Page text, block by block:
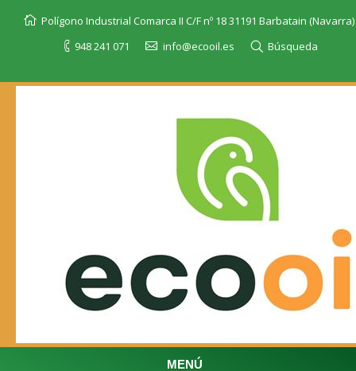
Polígono Industrial Comarca II C/F nº 18 31191 Barbatain (Navarra)
948 241 071
info@ecooil.es Búsqueda
MENÚ